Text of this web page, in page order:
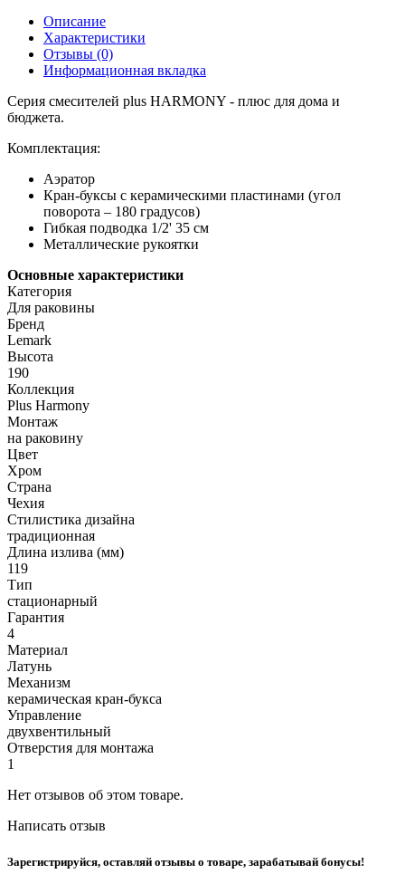
Описание
Характеристики
Отзывы (0)
Информационная вкладка
Серия смесителей plus HARMONY - плюс для дома и
бюджета.
Комплектация:
Аэратор
Кран-буксы с керамическими пластинами (угол
поворота – 180 градусов)
Гибкая подводка 1/2' 35 см
Металлические рукоятки
Основные характеристики
Категория
Для раковины
Бренд
Lemark
Высота
190
Коллекция
Plus Harmony
Монтаж
на раковину
Цвет
Хром
Страна
Чехия
Стилистика дизайна
традиционная
Длина излива (мм)
119
Тип
стационарный
Гарантия
4
Материал
Латунь
Механизм
керамическая кран-букса
Управление
двухвентильный
Отверстия для монтажа
1
Нет отзывов об этом товаре.
Написать отзыв
Зарегистрируйся, оставляй отзывы о товаре, зарабатывай бонусы!